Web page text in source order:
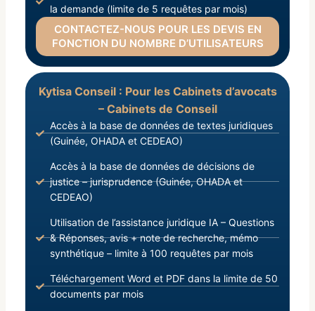
la demande (limite de 5 requêtes par mois)
CONTACTEZ-NOUS POUR LES DEVIS EN
FONCTION DU NOMBRE D’UTILISATEURS
Kytisa Conseil : Pour les Cabinets d’avocats
– Cabinets de Conseil
Accès à la base de données de textes juridiques
(Guinée, OHADA et CEDEAO)
Accès à la base de données de décisions de
justice – jurisprudence (Guinée, OHADA et
CEDEAO)
Utilisation de l’assistance juridique IA – Questions
& Réponses, avis + note de recherche, mémo
synthétique – limite à 100 requêtes par mois
Téléchargement Word et PDF dans la limite de 50
documents par mois